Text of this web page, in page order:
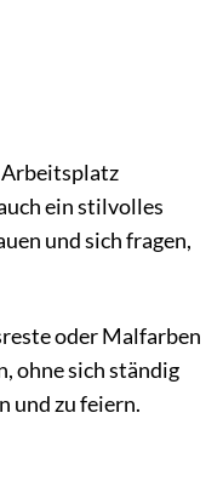
Arbeitsplatz
ein stilvolles
und sich fragen,
oder Malfarben
ohne sich ständig
und zu feiern.